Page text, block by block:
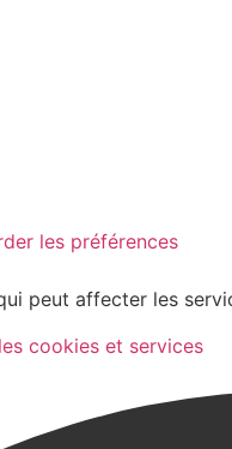
les préférences
peut affecter les
cookies et services